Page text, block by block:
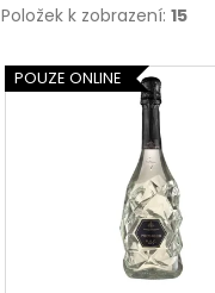
Položek k zobrazení: 15
V
ýPOUZE ONLINE